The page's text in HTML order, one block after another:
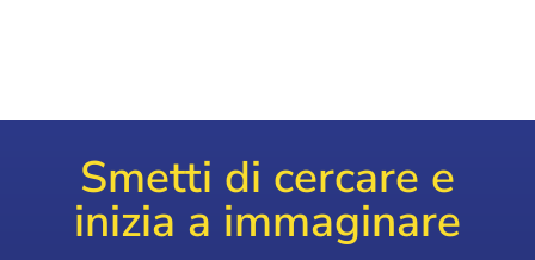
Smetti di cercare e
inizia a immaginare